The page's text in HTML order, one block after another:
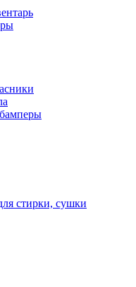
стирки, сушки